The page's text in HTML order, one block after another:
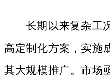
长期以来复杂工
高定制化方案，实施
其大规模推广。市场